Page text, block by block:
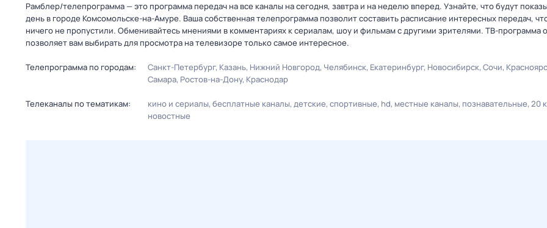
Рамблер/телепрограмма — это программа передач на все каналы на сегодня, завтра и на неделю вперед. Узнайте, что будут
день в городе Комсомольске-на-Амуре. Ваша собственная телепрограмма позволит составить расписание интересных передач,
ничего не пропустили. Обменивайтесь мнениями в комментариях к сериалам, шоу и фильмам с другими зрителями. ТВ-программа
позволяет вам выбирать для просмотра на телевизоре только самое интересное.
Телепрограмма по городам: Санкт-Петербург Казань Нижний Новгород Челябинск Екатеринбург Новосибирск Сочи
Самара Ростов-на-Дону Краснодар
Телеканалы по тематикам: кино и сериалы бесплатные каналы детские спортивные hd местные каналы познавательные 20
новостные